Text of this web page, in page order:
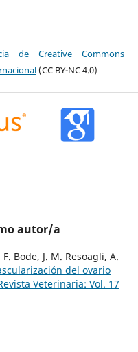
de Creative Commons
(CC BY-NC 4.0)
autor/a
Bode, J. M. Resoagli, A.
del ovario
Veterinaria: Vol. 17